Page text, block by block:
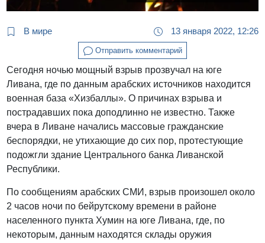
В мире 13 января 2022, 12:26
Отправить комментарий
Сегодня ночью мощный взрыв прозвучал на юге
Ливана, где по данным арабских источников находится
военная база «Хизбаллы». О причинах взрыва и
пострадавших пока доподлинно не известно. Также
вчера в Ливане начались массовые гражданские
беспорядки, не утихающие до сих пор, протестующие
подожгли здание Центрального банка Ливанской
Республики.
По сообщениям арабских СМИ, взрыв произошел около
2 часов ночи по бейрутскому времени в районе
населенного пункта Хумин на юге Ливана, где, по
некоторым, данным находятся склады оружия